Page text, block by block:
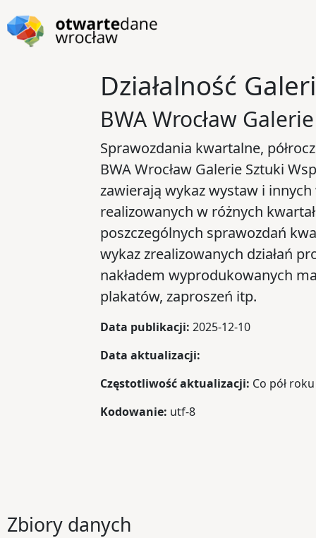
Przejdź do stopki
Działalność
BWA Wrocław
Sprawozdania kwartalne,
BWA Wrocław Galerie Sztuki
zawierają wykaz wystaw i
realizowanych w różnych
poszczególnych sprawozdań
wykaz zrealizowanych działań
nakładem wyprodukowanych
plakatów, zaproszeń itp.
Data publikacji: 2025-12-10
Data aktualizacji:
Częstotliwość aktualizacji: Co pół roku
Kodowanie: utf-8
Zbiory danych